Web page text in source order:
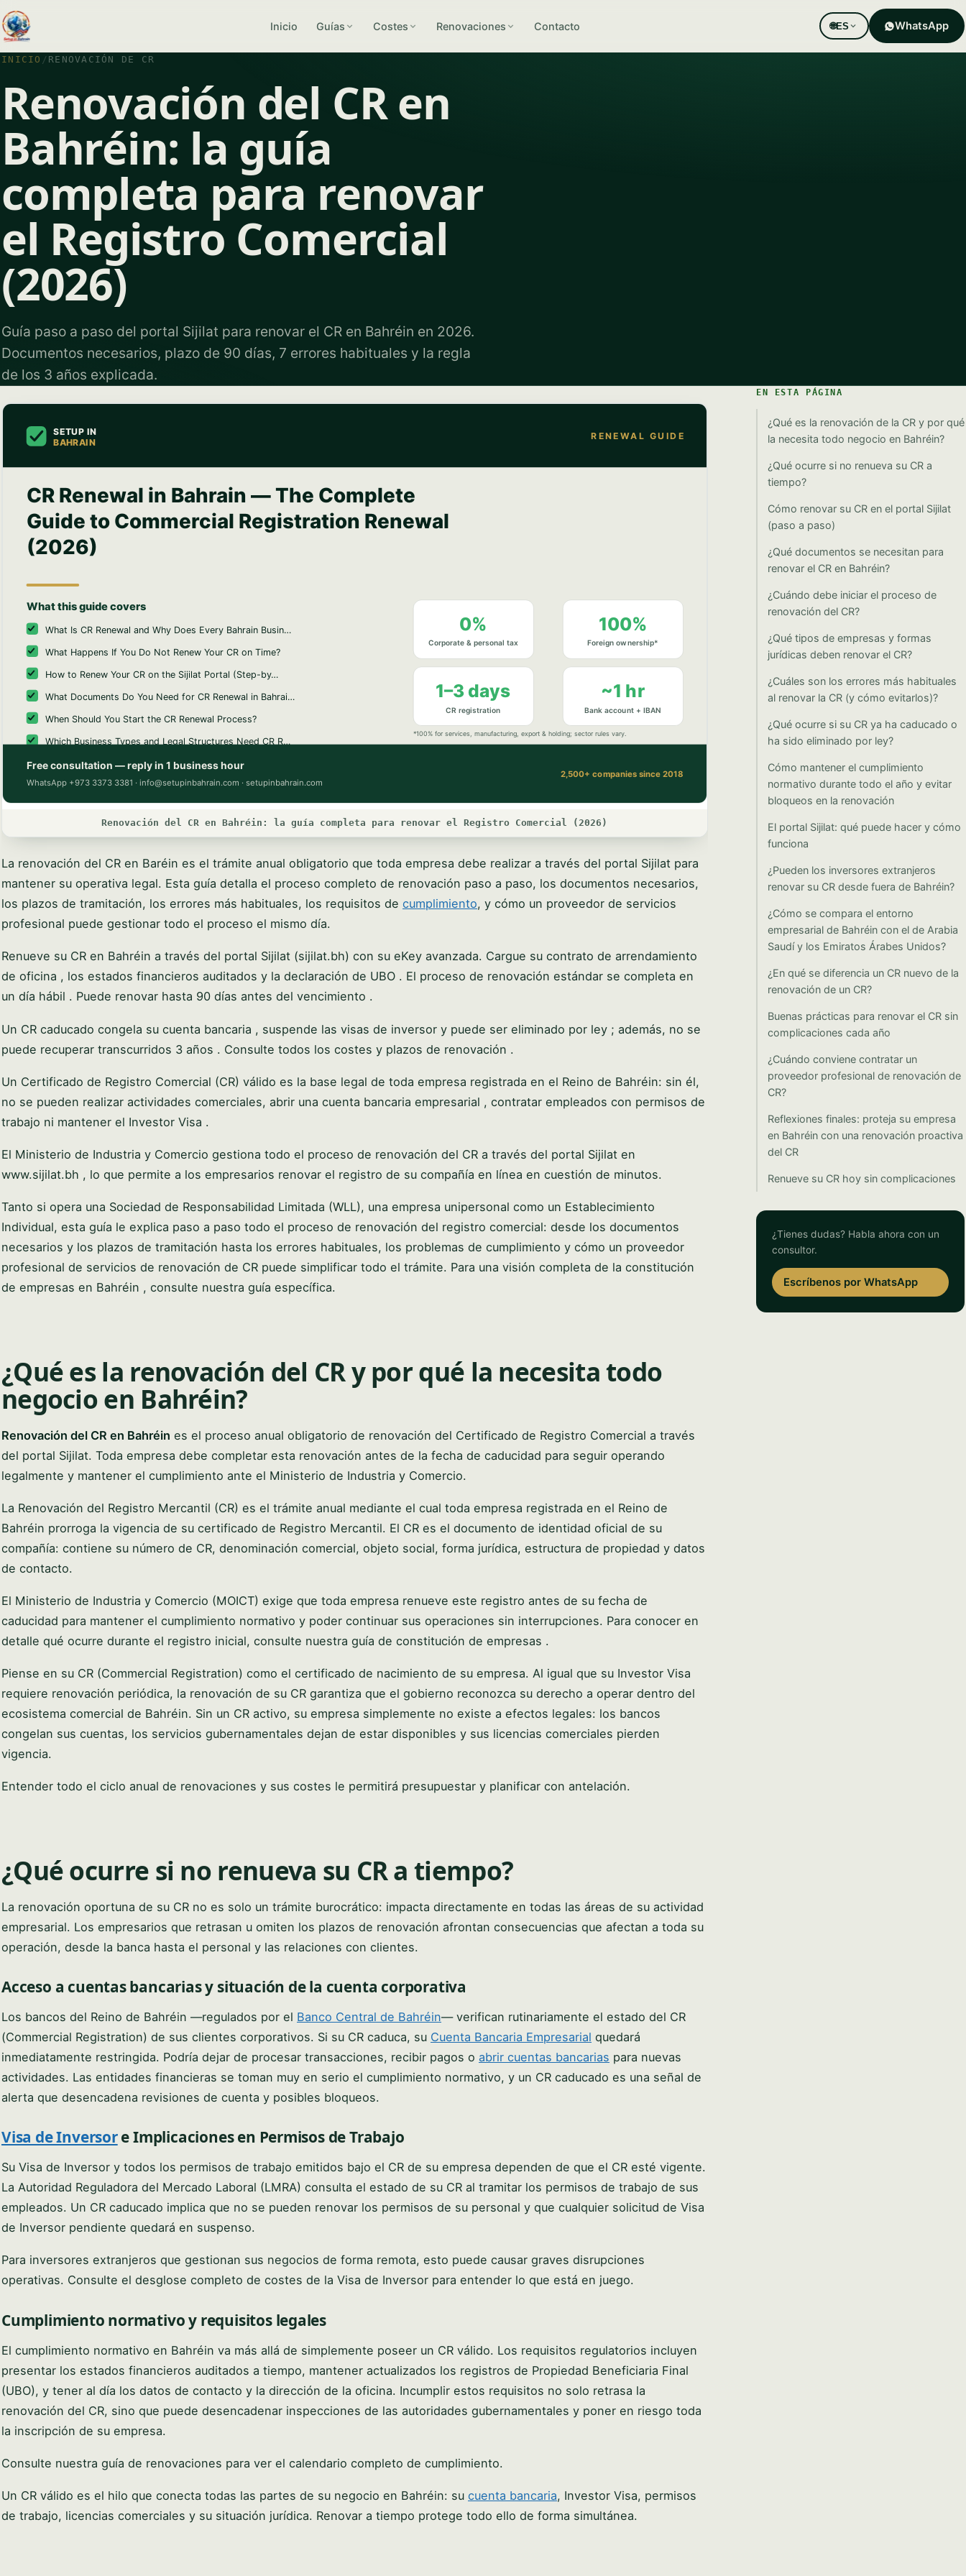
Inicio Guías Costes Renovaciones Contacto 🌐ES WhatsApp
INICIO / RENOVACIÓN DE CR
Renovación del CR en
Bahréin: la guía
completa para renovar
el Registro Comercial
(2026)
Guía paso a paso del portal Sijilat para renovar el CR en Bahréin en 2026.
Documentos necesarios, plazo de 90 días, 7 errores habituales y la regla
de los 3 años explicada.
Renovación del CR en Bahréin: la guía completa para renovar el Registro Comercial (2026)
La renovación del CR en Baréin es el trámite anual obligatorio que toda empresa debe realizar a través del portal Sijilat para
mantener su operativa legal. Esta guía detalla el proceso completo de renovación paso a paso, los documentos necesarios,
los plazos de tramitación, los errores más habituales, los requisitos de cumplimiento, y cómo un proveedor de servicios
profesional puede gestionar todo el proceso el mismo día.
Renueve su CR en Bahréin a través del portal Sijilat (sijilat.bh) con su eKey avanzada. Cargue su contrato de arrendamiento
de oficina , los estados financieros auditados y la declaración de UBO . El proceso de renovación estándar se completa en
un día hábil . Puede renovar hasta 90 días antes del vencimiento .
Un CR caducado congela su cuenta bancaria , suspende las visas de inversor y puede ser eliminado por ley ; además, no se
puede recuperar transcurridos 3 años . Consulte todos los costes y plazos de renovación .
Un Certificado de Registro Comercial (CR) válido es la base legal de toda empresa registrada en el Reino de Bahréin: sin él,
no se pueden realizar actividades comerciales, abrir una cuenta bancaria empresarial , contratar empleados con permisos de
trabajo ni mantener el Investor Visa .
El Ministerio de Industria y Comercio gestiona todo el proceso de renovación del CR a través del portal Sijilat en
www.sijilat.bh , lo que permite a los empresarios renovar el registro de su compañía en línea en cuestión de minutos.
Tanto si opera una Sociedad de Responsabilidad Limitada (WLL), una empresa unipersonal como un Establecimiento
Individual, esta guía le explica paso a paso todo el proceso de renovación del registro comercial: desde los documentos
necesarios y los plazos de tramitación hasta los errores habituales, los problemas de cumplimiento y cómo un proveedor
profesional de servicios de renovación de CR puede simplificar todo el trámite. Para una visión completa de la constitución
de empresas en Bahréin , consulte nuestra guía específica.
¿Qué es la renovación del CR y por qué la necesita todo
negocio en Bahréin?
Renovación del CR en Bahréin es el proceso anual obligatorio de renovación del Certificado de Registro Comercial a través
del portal Sijilat. Toda empresa debe completar esta renovación antes de la fecha de caducidad para seguir operando
legalmente y mantener el cumplimiento ante el Ministerio de Industria y Comercio.
La Renovación del Registro Mercantil (CR) es el trámite anual mediante el cual toda empresa registrada en el Reino de
Bahréin prorroga la vigencia de su certificado de Registro Mercantil. El CR es el documento de identidad oficial de su
compañía: contiene su número de CR, denominación comercial, objeto social, forma jurídica, estructura de propiedad y datos
de contacto.
El Ministerio de Industria y Comercio (MOICT) exige que toda empresa renueve este registro antes de su fecha de
caducidad para mantener el cumplimiento normativo y poder continuar sus operaciones sin interrupciones. Para conocer en
detalle qué ocurre durante el registro inicial, consulte nuestra guía de constitución de empresas .
Piense en su CR (Commercial Registration) como el certificado de nacimiento de su empresa. Al igual que su Investor Visa
requiere renovación periódica, la renovación de su CR garantiza que el gobierno reconozca su derecho a operar dentro del
ecosistema comercial de Bahréin. Sin un CR activo, su empresa simplemente no existe a efectos legales: los bancos
congelan sus cuentas, los servicios gubernamentales dejan de estar disponibles y sus licencias comerciales pierden
vigencia.
Entender todo el ciclo anual de renovaciones y sus costes le permitirá presupuestar y planificar con antelación.
¿Qué ocurre si no renueva su CR a tiempo?
La renovación oportuna de su CR no es solo un trámite burocrático: impacta directamente en todas las áreas de su actividad
empresarial. Los empresarios que retrasan u omiten los plazos de renovación afrontan consecuencias que afectan a toda su
operación, desde la banca hasta el personal y las relaciones con clientes.
Acceso a cuentas bancarias y situación de la cuenta corporativa
Los bancos del Reino de Bahréin —regulados por el Banco Central de Bahréin— verifican rutinariamente el estado del CR
(Commercial Registration) de sus clientes corporativos. Si su CR caduca, su Cuenta Bancaria Empresarial quedará
inmediatamente restringida. Podría dejar de procesar transacciones, recibir pagos o abrir cuentas bancarias para nuevas
actividades. Las entidades financieras se toman muy en serio el cumplimiento normativo, y un CR caducado es una señal de
alerta que desencadena revisiones de cuenta y posibles bloqueos.
Visa de Inversore Implicaciones en Permisos de Trabajo
Su Visa de Inversor y todos los permisos de trabajo emitidos bajo el CR de su empresa dependen de que el CR esté vigente.
La Autoridad Reguladora del Mercado Laboral (LMRA) consulta el estado de su CR al tramitar los permisos de trabajo de sus
empleados. Un CR caducado implica que no se pueden renovar los permisos de su personal y que cualquier solicitud de Visa
de Inversor pendiente quedará en suspenso.
Para inversores extranjeros que gestionan sus negocios de forma remota, esto puede causar graves disrupciones
operativas. Consulte el desglose completo de costes de la Visa de Inversor para entender lo que está en juego.
Cumplimiento normativo y requisitos legales
El cumplimiento normativo en Bahréin va más allá de simplemente poseer un CR válido. Los requisitos regulatorios incluyen
presentar los estados financieros auditados a tiempo, mantener actualizados los registros de Propiedad Beneficiaria Final
(UBO), y tener al día los datos de contacto y la dirección de la oficina. Incumplir estos requisitos no solo retrasa la
renovación del CR, sino que puede desencadenar inspecciones de las autoridades gubernamentales y poner en riesgo toda
la inscripción de su empresa.
Consulte nuestra guía de renovaciones para ver el calendario completo de cumplimiento.
Un CR válido es el hilo que conecta todas las partes de su negocio en Bahréin: su cuenta bancaria, Investor Visa, permisos
de trabajo, licencias comerciales y su situación jurídica. Renovar a tiempo protege todo ello de forma simultánea.
EN ESTA PÁGINA
¿Qué es la renovación de la CR y por qué
la necesita todo negocio en Bahréin?
¿Qué ocurre si no renueva su CR a
tiempo?
Cómo renovar su CR en el portal Sijilat
(paso a paso)
¿Qué documentos se necesitan para
renovar el CR en Bahréin?
¿Cuándo debe iniciar el proceso de
renovación del CR?
¿Qué tipos de empresas y formas
jurídicas deben renovar el CR?
¿Cuáles son los errores más habituales
al renovar la CR (y cómo evitarlos)?
¿Qué ocurre si su CR ya ha caducado o
ha sido eliminado por ley?
Cómo mantener el cumplimiento
normativo durante todo el año y evitar
bloqueos en la renovación
El portal Sijilat: qué puede hacer y cómo
funciona
¿Pueden los inversores extranjeros
renovar su CR desde fuera de Bahréin?
¿Cómo se compara el entorno
empresarial de Bahréin con el de Arabia
Saudí y los Emiratos Árabes Unidos?
¿En qué se diferencia un CR nuevo de la
renovación de un CR?
Buenas prácticas para renovar el CR sin
complicaciones cada año
¿Cuándo conviene contratar un
proveedor profesional de renovación de
CR?
Reflexiones finales: proteja su empresa
en Bahréin con una renovación proactiva
del CR
Renueve su CR hoy sin complicaciones
¿Tienes dudas? Habla ahora con un
consultor.
Escríbenos por WhatsApp